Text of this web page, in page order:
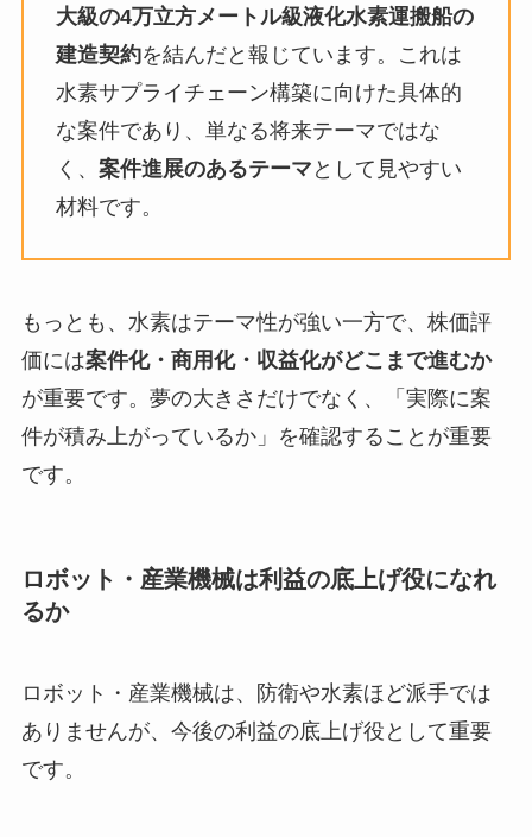
大級の4万立方メートル級液化水素運搬船の
建造契約を結んだと報じています。これは
水素サプライチェーン構築に向けた具体的
な案件であり、単なる将来テーマではな
く、 案件進展のあるテーマ として見やすい
材料です。
もっとも、水素はテーマ性が強い一方で、株価評
価には案件化・商用化・収益化がどこまで進むか
が重要です。夢の大きさだけでなく、「実際に案
件が積み上がっているか」を確認することが重要
です。
ロボット・産業機械は利益の底上げ役になれ
るか
ロボット・産業機械は、防衛や水素ほど派手では
ありませんが、今後の利益の底上げ役として重要
です。